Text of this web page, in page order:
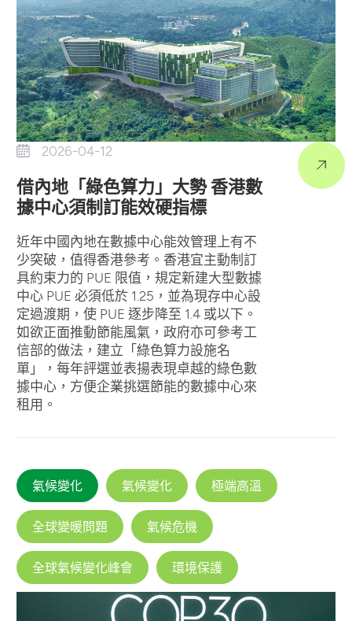
2026-04-12
借內地「綠色算力」大勢 香港數
據中心須制訂能效硬指標
近年中國內地在數據中心能效管理上有不
少突破，值得香港參考。香港宜主動制訂
具約束力的 PUE 限值，規定新建大型數據
中心 PUE 必須低於 1.25，並為現存中心設
定過渡期，使 PUE 逐步降至 1.4 或以下。
如欲正面推動節能風氣，政府亦可參考工
信部的做法，建立「綠色算力設施名
單」，每年評選並表揚表現卓越的綠色數
據中心，方便企業挑選節能的數據中心來
租用。
氣候變化 氣候變化 極端高溫
全球變暖問題 氣候危機
全球氣候變化峰會 環境保護